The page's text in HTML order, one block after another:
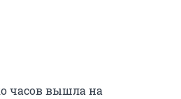
часов вышла на